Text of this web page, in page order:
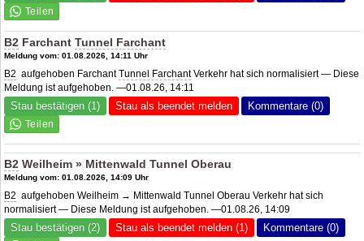
B2 FarchantTunnel Farchant
Meldung vom: 01.08.2026, 14:11 Uhr
B2 aufgehoben FarchantTunnel FarchantVerkehr hat sich normalisiert — Diese
Meldung ist aufgehoben. —01.08.26, 14:11
Stau bestätigen (1) Stau als beendet melden Kommentare (0)
B2 Weilheim » Mittenwald Tunnel Oberau
Meldung vom: 01.08.2026, 14:09 Uhr
B2 aufgehoben Weilheim → Mittenwald Tunnel Oberau Verkehr hat sich
normalisiert — Diese Meldung ist aufgehoben. —01.08.26, 14:09
Stau bestätigen (2) Stau als beendet melden (1) Kommentare (0)